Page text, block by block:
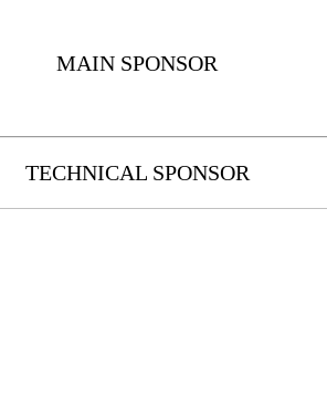
MAIN SPONSOR
TECHNICAL SPONSOR